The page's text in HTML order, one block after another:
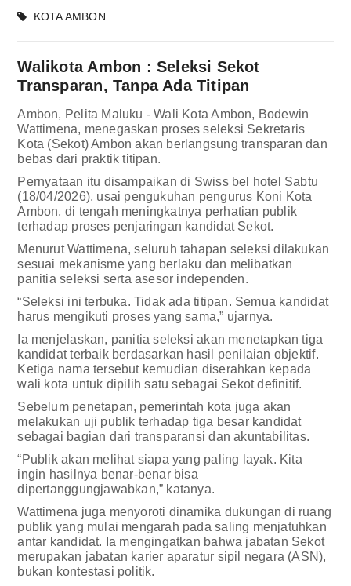
KOTA AMBON
Walikota Ambon : Seleksi Sekot
Transparan, Tanpa Ada Titipan
Ambon, Pelita Maluku - Wali Kota Ambon, Bodewin
Wattimena, menegaskan proses seleksi Sekretaris
Kota (Sekot) Ambon akan berlangsung transparan dan
bebas dari praktik titipan.
Pernyataan itu disampaikan di Swiss bel hotel Sabtu
(18/04/2026), usai pengukuhan pengurus Koni Kota
Ambon, di tengah meningkatnya perhatian publik
terhadap proses penjaringan kandidat Sekot.
Menurut Wattimena, seluruh tahapan seleksi dilakukan
sesuai mekanisme yang berlaku dan melibatkan
panitia seleksi serta asesor independen.
“Seleksi ini terbuka. Tidak ada titipan. Semua kandidat
harus mengikuti proses yang sama,” ujarnya.
Ia menjelaskan, panitia seleksi akan menetapkan tiga
kandidat terbaik berdasarkan hasil penilaian objektif.
Ketiga nama tersebut kemudian diserahkan kepada
wali kota untuk dipilih satu sebagai Sekot definitif.
Sebelum penetapan, pemerintah kota juga akan
melakukan uji publik terhadap tiga besar kandidat
sebagai bagian dari transparansi dan akuntabilitas.
“Publik akan melihat siapa yang paling layak. Kita
ingin hasilnya benar-benar bisa
dipertanggungjawabkan,” katanya.
Wattimena juga menyoroti dinamika dukungan di ruang
publik yang mulai mengarah pada saling menjatuhkan
antar kandidat. Ia mengingatkan bahwa jabatan Sekot
merupakan jabatan karier aparatur sipil negara (ASN),
bukan kontestasi politik.